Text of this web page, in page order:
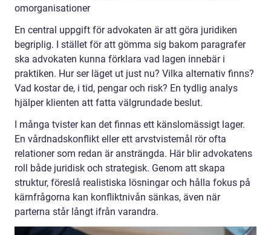
omorganisationer
En central uppgift för advokaten är att göra juridiken
begriplig. I stället för att gömma sig bakom paragrafer
ska advokaten kunna förklara vad lagen innebär i
praktiken. Hur ser läget ut just nu? Vilka alternativ finns?
Vad kostar de, i tid, pengar och risk? En tydlig analys
hjälper klienten att fatta välgrundade beslut.
I många tvister kan det finnas ett känslomässigt lager.
En vårdnadskonflikt eller ett arvstvistemål rör ofta
relationer som redan är ansträngda. Här blir advokatens
roll både juridisk och strategisk. Genom att skapa
struktur, föreslå realistiska lösningar och hålla fokus på
kärnfrågorna kan konfliktnivån sänkas, även när
parterna står långt ifrån varandra.